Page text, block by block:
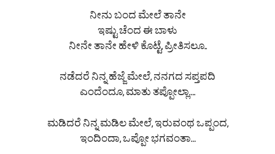
ನೀನು ಬಂದ ಮೇಲೆ ತಾನೇ
ಇಷ್ಟು ಚೆಂದ ಈ ಬಾಳು
ನೀನೇ ತಾನೇ ಹೇಳಿ ಕೊಟ್ಟೆ, ಪ್ರೀತಿಸಲೂ..
ನಡೆದರೆ ನಿನ್ನ ಹೆಜ್ಜೆ ಮೇಲೆ, ನನಗದ ಸಪ್ತಪದಿ
ಎಂದೆಂದೂ, ಮಾತು ತಪ್ಪೋಲ್ಲಾ….
ಮಡಿದರೆ ನಿನ್ನ ಮಡಿಲ ಮೇಲೆ, ಇರುವಂಥ ಒಪ್ಪಂದ,
ಇಂದಿಂದಾ, ಒಪ್ಪೋ ಭಗವಂತಾ…